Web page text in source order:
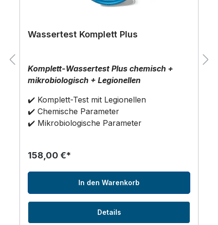
Wassertest Komplett Plus
Komplett-Wassertest Plus chemisch +
mikrobiologisch + Legionellen
✔️ Komplett-Test mit Legionellen
✔️ Chemische Parameter
✔️ Mikrobiologische Parameter
158,00 €*
In den Warenkorb
Details